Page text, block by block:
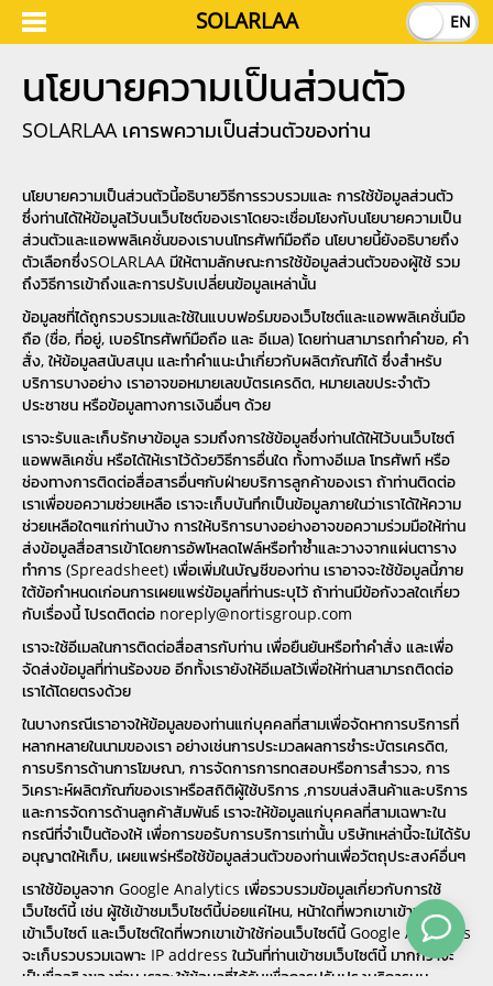
SOLARLAA EN
นโยบายความเป็นส่วนตัว
SOLARLAA เคารพความเป็นส่วนตัวของท่าน
นโยบายความเป็นส่วนตัวนี้อธิบายวิธีการรวบรวมและ การใช้ข้อมูลส่วนตัว
ซึ่งท่านได้ให้ข้อมูลไว้บนเว็บไซต์ของเราโดยจะเชื่อมโยงกับนโยบายความเป็น
ส่วนตัวและแอพพลิเคชั่นของเราบนโทรศัพท์มือถือ นโยบายนี้ยังอธิบายถึง
ตัวเลือกซึ่งSOLARLAA มีให้ตามลักษณะการใช้ข้อมูลส่วนตัวของผู้ใช้ รวม
ถึงวิธีการเข้าถึงและการปรับเปลี่ยนข้อมูลเหล่านั้น
ข้อมูลซที่ได้ถูกรวบรวมและใช้ในแบบฟอร์มของเว็บไซต์และแอพพลิเคชั่นมือ
ถือ (ชื่อ, ที่อยู่, เบอร์โทรศัพท์มือถือ และ อีเมล) โดยท่านสามารถทำคำขอ, คำ
สั่ง, ให้ข้อมูลสนับสนุน และทำคำแนะนำเกี่ยวกับผลิตภัณฑ์ได้ ซึ่งสำหรับ
บริการบางอย่าง เราอาจขอหมายเลขบัตรเครดิต, หมายเลขประจำตัว
ประชาชน หรือข้อมูลทางการเงินอื่นๆ ด้วย
เราจะรับและเก็บรักษาข้อมูล รวมถึงการใช้ข้อมูลซึ่งท่านได้ให้ไว้บนเว็บไซต์
แอพพลิเคชั่น หรือได้ให้เราไว้ด้วยวิธีการอื่นใด ทั้งทางอีเมล โทรศัพท์ หรือ
ช่องทางการติดต่อสื่อสารอื่นๆกับฝ่ายบริการลูกค้าของเรา ถ้าท่านติดต่อ
เราเพื่อขอความช่วยเหลือ เราจะเก็บบันทึกเป็นข้อมูลภายในว่าเราได้ให้ความ
ช่วยเหลือใดๆแก่ท่านบ้าง การให้บริการบางอย่างอาจขอความร่วมมือให้ท่าน
ส่งข้อมูลสื่อสารเข้าโดยการอัพโหลดไฟล์หรือทำซ้ำและวางจากแผ่นตาราง
ทำการ (Spreadsheet) เพื่อเพิ่มในบัญชีของท่าน เราอาจจะใช้ข้อมูลนี้ภาย
ใต้ข้อกำหนดเก่อนการเผยแพร่ข้อมูลที่ท่านระบุไว้ ถ้าท่านมีข้อกังวลใดเกี่ยว
กับเรื่องนี้ โปรดติดต่อ noreply@nortisgroup.com
เราจะใช้อีเมลในการติดต่อสื่อสารกับท่าน เพื่อยืนยันหรือทำคำสั่ง และเพื่อ
จัดส่งข้อมูลที่ท่านร้องขอ อีกทั้งเรายังให้อีเมลไว้เพื่อให้ท่านสามารถติดต่อ
เราได้โดยตรงด้วย
ในบางกรณีเราอาจให้ข้อมูลของท่านแก่บุคคลที่สามเพื่อจัดหาการบริการที่
หลากหลายในนามของเรา อย่างเช่นการประมวลผลการชำระบัตรเครดิต,
การบริการด้านการโฆษณา, การจัดการการทดสอบหรือการสำรวจ, การ
วิเคราะห์ผลิตภัณฑ์ของเราหรือสถิติผู้ใช้บริการ ,การขนส่งสินค้าและบริการ
และการจัดการด้านลูกค้าสัมพันธ์ เราจะให้ข้อมูลแก่บุคคลที่สามเฉพาะใน
กรณีที่จำเป็นต้องให้ เพื่อการขอรับการบริการเท่านั้น บริษัทเหล่านี้จะไม่ได้รับ
อนุญาตให้เก็บ, เผยแพร่หรือใช้ข้อมูลส่วนตัวของท่านเพื่อวัตถุประสงค์อื่นๆ
เราใช้ข้อมูลจาก Google Analytics เพื่อรวบรวมข้อมูลเกี่ยวกับการใช้
เว็บไซต์นี้ เช่น ผู้ใช้เข้าชมเว็บไซต์นี้บ่อยแค่ไหน, หน้าใดที่พวกเขาเข้าชมเมื่อ
เข้าเว็บไซต์ และเว็บไซต์ใดที่พวกเขาเข้าใช้ก่อนเว็บไซต์นี้ Google Analytics
จะเก็บรวบรวมเฉพาะ IP address ในวันที่ท่านเข้าชมเว็บไซต์นี้ มากกว่าจะ
เป็นชื่อจริงของท่าน เราจะใช้ข้อมูลที่ได้รับเพื่อการปรับปรุงบริการบน